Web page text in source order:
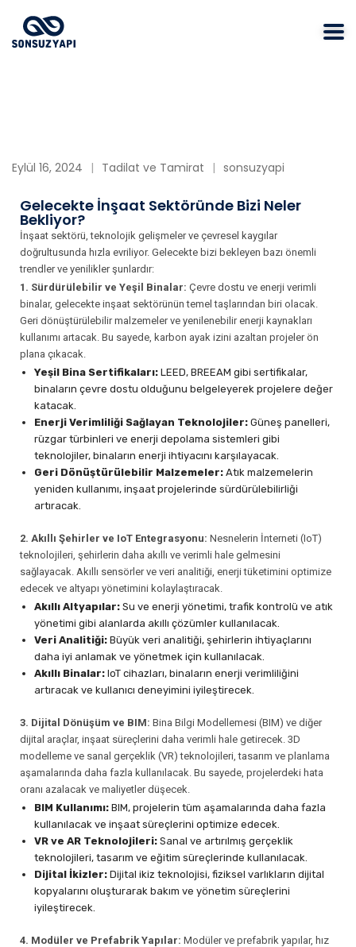
Eylül 16, 2024 Tadilat ve Tamirat sonsuzyapi
Gelecekte İnşaat Sektöründe Bizi Neler
Bekliyor?
İnşaat sektörü, teknolojik gelişmeler ve çevresel kaygılar
doğrultusunda hızla evriliyor. Gelecekte bizi bekleyen bazı önemli
trendler ve yenilikler şunlardır:
1. Sürdürülebilir ve Yeşil Binalar: Çevre dostu ve enerji verimli
binalar, gelecekte inşaat sektörünün temel taşlarından biri olacak.
Geri dönüştürülebilir malzemeler ve yenilenebilir enerji kaynakları
kullanımı artacak. Bu sayede, karbon ayak izini azaltan projeler ön
plana çıkacak.
Yeşil Bina Sertifikaları: LEED, BREEAM gibi sertifikalar,
binaların çevre dostu olduğunu belgeleyerek projelere değer
katacak.
Enerji Verimliliği Sağlayan Teknolojiler: Güneş panelleri,
rüzgar türbinleri ve enerji depolama sistemleri gibi
teknolojiler, binaların enerji ihtiyacını karşılayacak.
Geri Dönüştürülebilir Malzemeler: Atık malzemelerin
yeniden kullanımı, inşaat projelerinde sürdürülebilirliği
artıracak.
2. Akıllı Şehirler ve IoT Entegrasyonu: Nesnelerin İnterneti (IoT)
teknolojileri, şehirlerin daha akıllı ve verimli hale gelmesini
sağlayacak. Akıllı sensörler ve veri analitiği, enerji tüketimini optimize
edecek ve altyapı yönetimini kolaylaştıracak.
Akıllı Altyapılar: Su ve enerji yönetimi, trafik kontrolü ve atık
yönetimi gibi alanlarda akıllı çözümler kullanılacak.
Veri Analitiği: Büyük veri analitiği, şehirlerin ihtiyaçlarını
daha iyi anlamak ve yönetmek için kullanılacak.
Akıllı Binalar: IoT cihazları, binaların enerji verimliliğini
artıracak ve kullanıcı deneyimini iyileştirecek.
3. Dijital Dönüşüm ve BIM: Bina Bilgi Modellemesi (BIM) ve diğer
dijital araçlar, inşaat süreçlerini daha verimli hale getirecek. 3D
modelleme ve sanal gerçeklik (VR) teknolojileri, tasarım ve planlama
aşamalarında daha fazla kullanılacak. Bu sayede, projelerdeki hata
oranı azalacak ve maliyetler düşecek.
BIM Kullanımı: BIM, projelerin tüm aşamalarında daha fazla
kullanılacak ve inşaat süreçlerini optimize edecek.
VR ve AR Teknolojileri: Sanal ve artırılmış gerçeklik
teknolojileri, tasarım ve eğitim süreçlerinde kullanılacak.
Dijital İkizler: Dijital ikiz teknolojisi, fiziksel varlıkların dijital
kopyalarını oluşturarak bakım ve yönetim süreçlerini
iyileştirecek.
4. Modüler ve Prefabrik Yapılar: Modüler ve prefabrik yapılar, hız